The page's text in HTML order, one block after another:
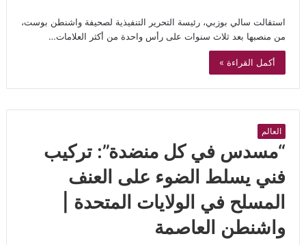
استقالت سالي بوزبي، رئيسة التحرير التنفيذية لصحيفة واشنطن بوست،
من منصبها بعد ثلاث سنوات على رأس واحدة من أكثر العلامات…
أكمل القراءة »
العالم
“مسدس في كل منضدة”: تركيب
فني يسلط الضوء على العنف
المسلح في الولايات المتحدة |
واشنطن العاصمة